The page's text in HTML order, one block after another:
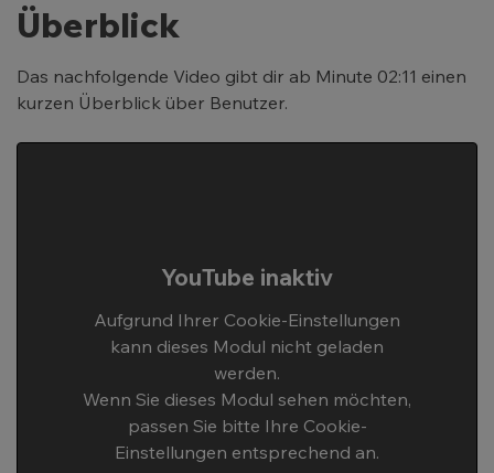
Überblick
Das nachfolgende Video gibt dir ab Minute 02:11 einen
kurzen Überblick über Benutzer.
YouTube inaktiv
Aufgrund Ihrer Cookie-Einstellungen
kann dieses Modul nicht geladen
werden.
Wenn Sie dieses Modul sehen möchten,
passen Sie bitte Ihre Cookie-
Einstellungen entsprechend an.